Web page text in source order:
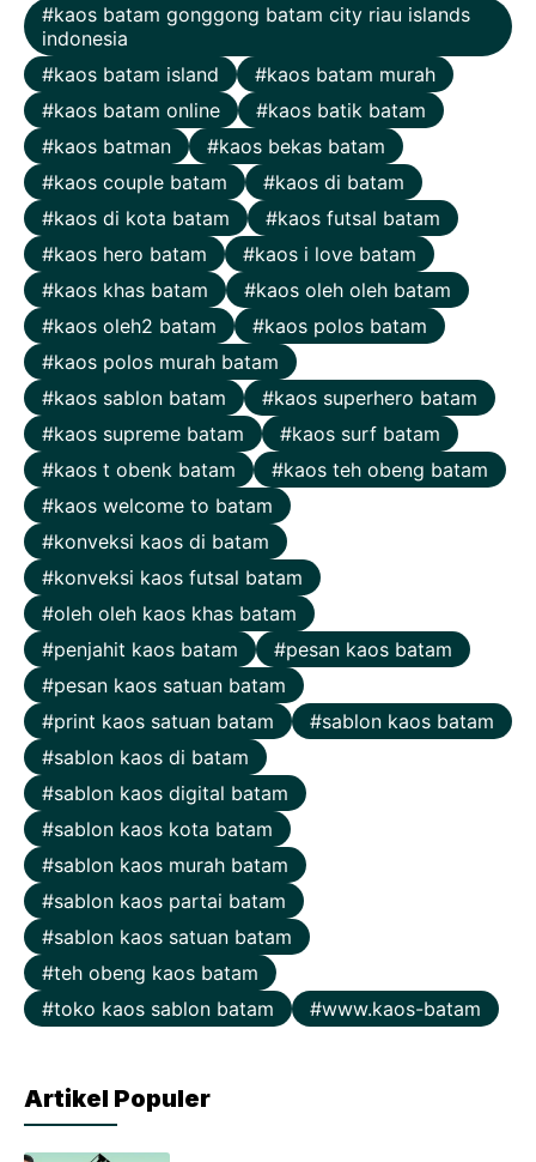
kaos batam gonggong batam city riau islands
indonesia
kaos batam island
kaos batam murah
kaos batam online
kaos batik batam
kaos batman
kaos bekas batam
kaos couple batam
kaos di batam
kaos di kota batam
kaos futsal batam
kaos hero batam
kaos i love batam
kaos khas batam
kaos oleh oleh batam
kaos oleh2 batam
kaos polos batam
kaos polos murah batam
kaos sablon batam
kaos superhero batam
kaos supreme batam
kaos surf batam
kaos t obenk batam
kaos teh obeng batam
kaos welcome to batam
konveksi kaos di batam
konveksi kaos futsal batam
oleh oleh kaos khas batam
penjahit kaos batam
pesan kaos batam
pesan kaos satuan batam
print kaos satuan batam
sablon kaos batam
sablon kaos di batam
sablon kaos digital batam
sablon kaos kota batam
sablon kaos murah batam
sablon kaos partai batam
sablon kaos satuan batam
teh obeng kaos batam
toko kaos sablon batam
www.kaos-batam
Artikel Populer